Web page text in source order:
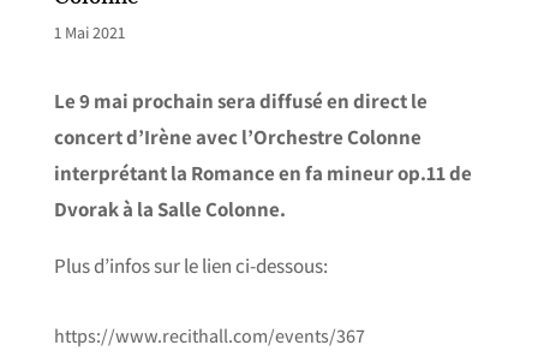
1 Mai 2021
Le 9 mai prochain sera diffusé en direct le
concert d’Irène avec l’Orchestre Colonne
interprétant la Romance en fa mineur op.11 de
Dvorak à la Salle Colonne.
Plus d’infos sur le lien ci-dessous:
https://www.recithall.com/events/367